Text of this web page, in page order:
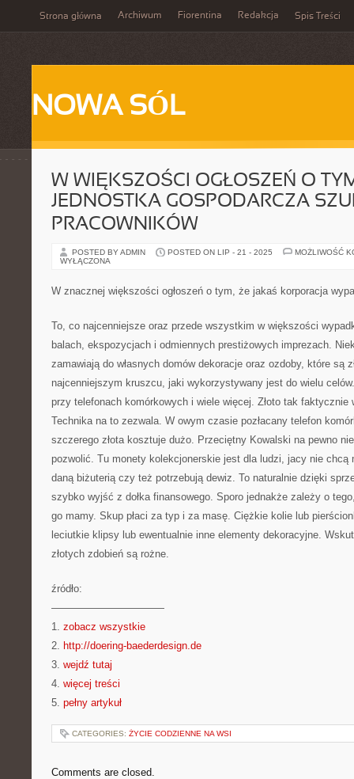
Strona główna Archiwum Fiorentina Redakcja Spis Treści
NOWA SÓL
W WIĘKSZOŚCI OGŁOSZEŃ O
JEDNOSTKA GOSPODARCZA
PRACOWNIKÓW
POSTED BY ADMIN POSTED ON LIP - 21 - 2025
MOŻLIWOŚĆ
WYŁĄCZONA
W znacznej większości ogłoszeń o tym, że jakaś korporacja
To, co najcenniejsze oraz przede wszystkim w większości
balach, ekspozycjach i odmiennych prestiżowych imprezach.
zamawiają do własnych domów dekoracje oraz ozdoby, które są
najcenniejszym kruszcu, jaki wykorzystywany jest do wielu
przy telefonach komórkowych i wiele więcej. Złoto tak faktycznie
Technika na to zezwala. W owym czasie pozłacany telefon
szczerego złota kosztuje dużo. Przeciętny Kowalski na pewno
pozwolić. Tu monety kolekcjonerskie jest dla ludzi, jacy nie chcą
daną biżuterią czy też potrzebują dewiz. To naturalnie dzięki
szybko wyjść z dołka finansowego. Sporo jednakże zależy o
go mamy. Skup płaci za typ i za masę. Ciężkie kolie lub
leciutkie klipsy lub ewentualnie inne elementy dekoracyjne.
złotych zdobień są rożne.
źródło:
———————————
1. zobacz wszystkie
2. http://doering-baederdesign.de
3. wejdź tutaj
4. więcej treści
5. pełny artykuł
CATEGORIES: ŻYCIE CODZIENNE NA WSI
Comments are closed.